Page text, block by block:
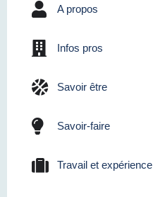
A propos
Infos pros
Savoir être
Savoir-faire
Travail et expérience